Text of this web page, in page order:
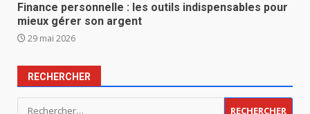
Finance personnelle : les outils indispensables pour
mieux gérer son argent
29 mai 2026
RECHERCHER
Rechercher :